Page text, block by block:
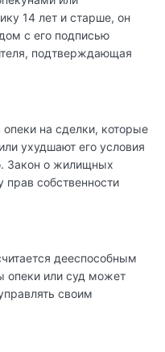
14 лет и старше, он
с его подписью
подтверждающая
на сделки, которые
ухудшают его условия
Закон о жилищных
прав собственности
дееспособным
опеки или суд может
своим